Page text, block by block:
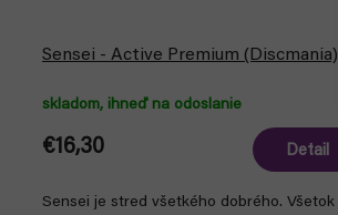
Sensei - Active Premium (Discmania)
skladom, ihneď na odoslanie
€16,30 Detail
Sensei je stred všetkého dobrého. Všetok